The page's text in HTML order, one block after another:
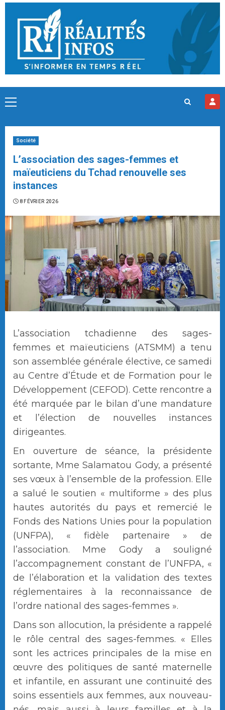
Skip
content
Primary
Société
L’association des sages-femmes et
maïeuticiens du Tchad renouvelle ses
instances
8 FÉVRIER 2026
L’association tchadienne des sages-
femmes et maïeuticiens (ATSMM) a tenu
son assemblée générale élective, ce samedi
au Centre d’Étude et de Formation pour le
Développement (CEFOD). Cette rencontre a
été marquée par le bilan d’une mandature
et l’élection de nouvelles instances
dirigeantes.
En ouverture de séance, la présidente
sortante, Mme Salamatou Gody, a présenté
ses vœux à l’ensemble de la profession. Elle
a salué le soutien « multiforme » des plus
hautes autorités du pays et remercié le
Fonds des Nations Unies pour la population
(UNFPA), « fidèle partenaire » de
l’association. Mme Gody a souligné
l’accompagnement constant de l’UNFPA, «
de l’élaboration et la validation des textes
réglementaires à la reconnaissance de
l’ordre national des sages-femmes ».
Dans son allocution, la présidente a rappelé
le rôle central des sages-femmes. « Elles
sont les actrices principales de la mise en
œuvre des politiques de santé maternelle
et infantile, en assurant une continuité des
soins essentiels aux femmes, aux nouveau-